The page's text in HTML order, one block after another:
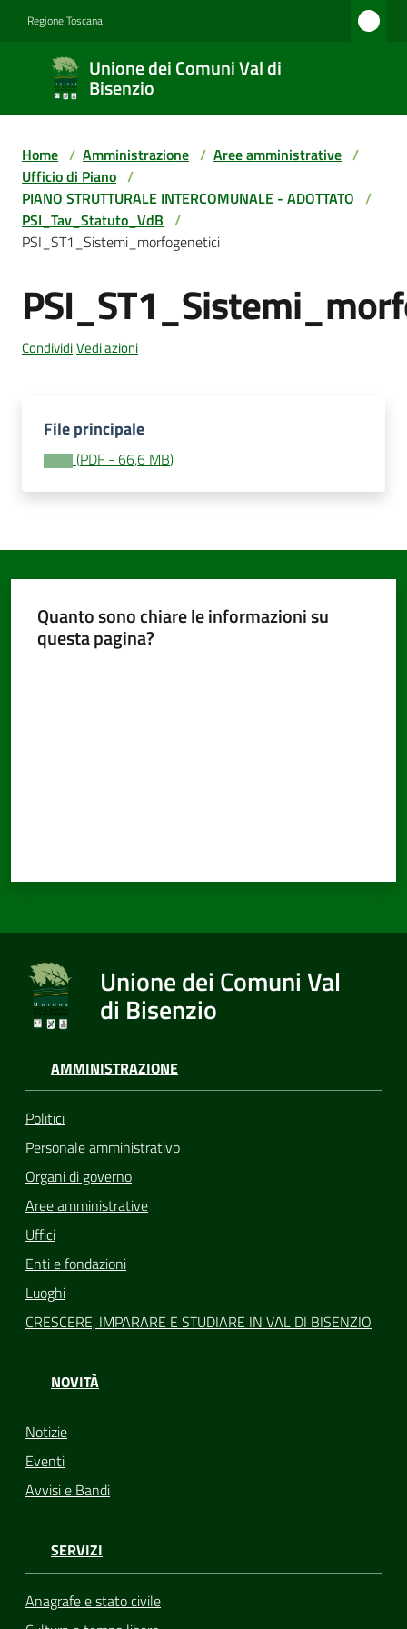
Regione Toscana
Unione dei Comuni Val di
Bisenzio
Unione
dei
Comuni
Val di
Bisenzio
Amministrazione
Novità
Documenti
e
Seguici
Home / Amministrazione / Aree amministrative /
Ufficio di Piano /
PIANO STRUTTURALE INTERCOMUNALE - ADOTTATO /
PSI_Tav_Statuto_VdB /
PSI_ST1_Sistemi_morfogenetici
CondividiVedi azioni
File principale
(PDF - 66,6 MB)
Quanto sono chiare le informazioni su
questa pagina?
Unione dei Comuni Val
di Bisenzio
AMMINISTRAZIONE
Politici
Personale amministrativo
Organi di governo
Aree amministrative
Uffici
Enti e fondazioni
Luoghi
CRESCERE, IMPARARE E STUDIARE IN VAL DI BISENZIO
NOVITÀ
Notizie
Eventi
Avvisi e Bandi
SERVIZI
Anagrafe e stato civile